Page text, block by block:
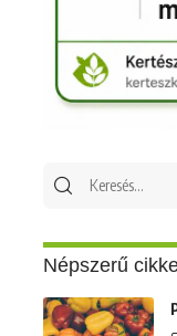
Keresés
Népszerű